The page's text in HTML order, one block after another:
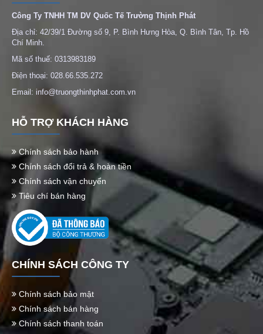
Công Ty TNHH TM DV Quốc Tế Trường Thịnh Phát
Địa chỉ: 42/39/1 Đường số 9, P. Bình Hưng Hòa, Q. Bình Tân, Tp. Hồ
Chí Minh.
Mã số thuế: 0313983189
Điện thoại: 028.66.535.272
Email: info@truongthinhphat.com.vn
HỖ TRỢ KHÁCH HÀNG
Chính sách bảo hành
Chính sách đổi trả & hoàn tiền
Chính sách vận chuyển
Tiêu chí bán hàng
CHÍNH SÁCH CÔNG TY
Chính sách bảo mật
Chính sách bán hàng
Chính sách thanh toán